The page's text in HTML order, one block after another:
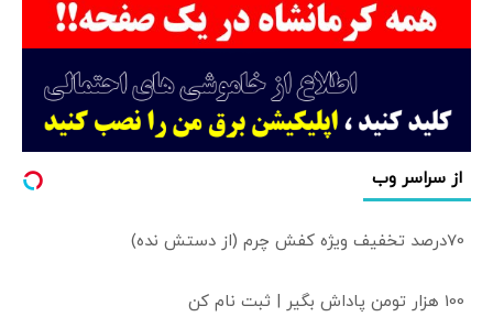
از سراسر وب
70درصد تخفیف ویژه کفش چرم (از دستش نده)
100 هزار تومن پاداش بگیر | ثبت نام کن